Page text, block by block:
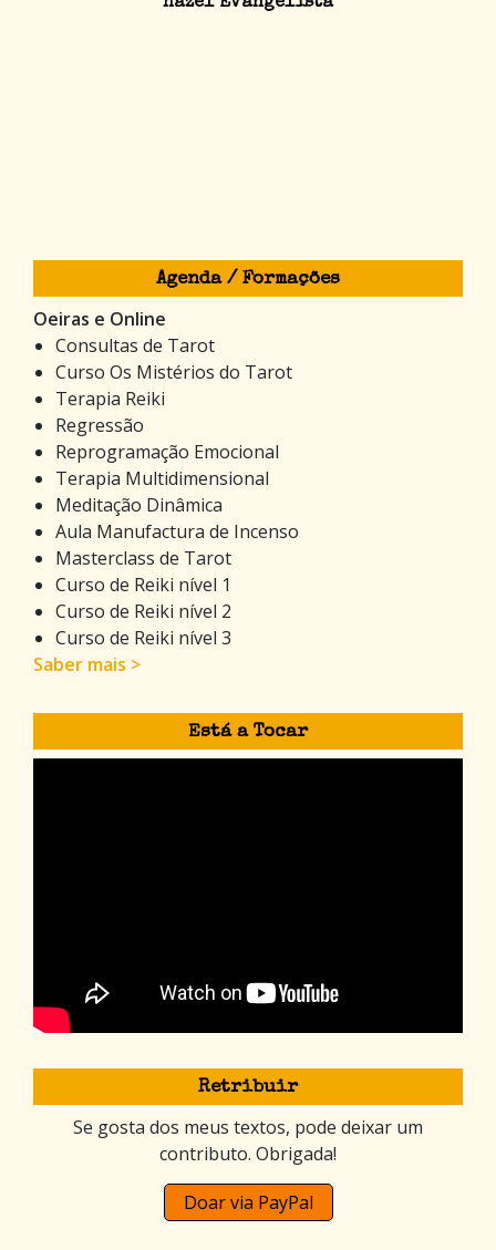
Agenda / Formações
Oeiras e Online
Consultas de Tarot
Curso Os Mistérios do Tarot
Terapia Reiki
Regressão
Reprogramação Emocional
Terapia Multidimensional
Meditação Dinâmica
Aula Manufactura de Incenso
Masterclass de Tarot
Curso de Reiki nível 1
Curso de Reiki nível 2
Curso de Reiki nível 3
Saber mais >
Está a Tocar
Retribuir
Se gosta dos meus textos, pode deixar um
contributo. Obrigada!
Doar via PayPal